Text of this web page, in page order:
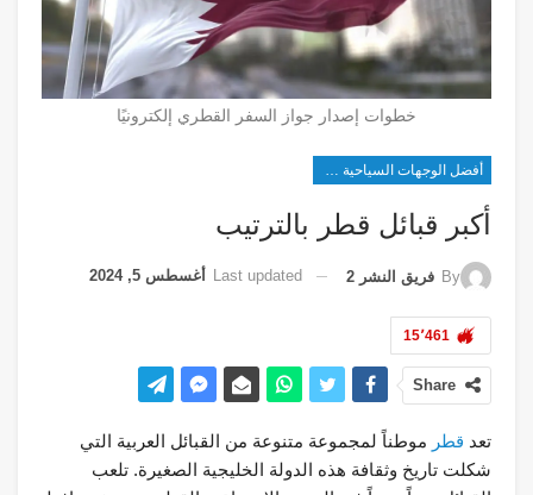
خطوات إصدار جواز السفر القطري إلكترونيًا
أفضل الوجهات السياحية في غرب آسيا
أكبر قبائل قطر بالترتيب
By فريق النشر 2 Last updated أغسطس 5, 2024
15٬461
Share
تعد قطر موطناً لمجموعة متنوعة من القبائل العربية التي
شكلت تاريخ وثقافة هذه الدولة الخليجية الصغيرة. تلعب